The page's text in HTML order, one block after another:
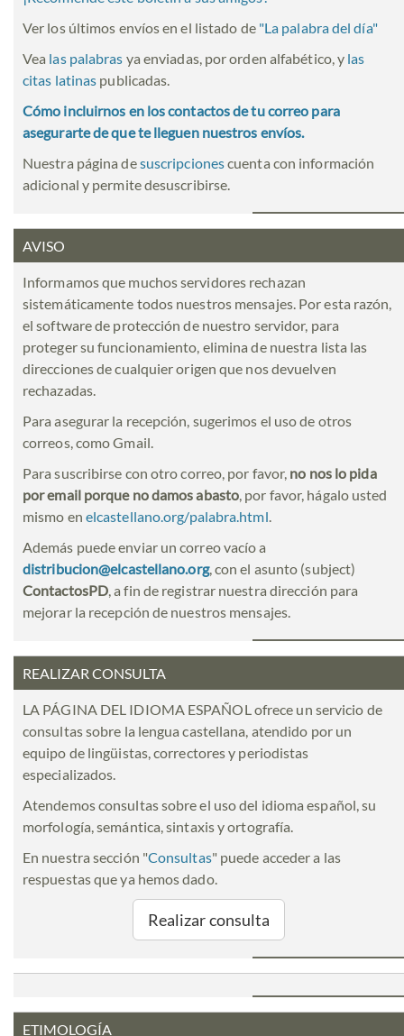
Ver los últimos envíos en el listado de "La palabra del día"
Vea las palabras ya enviadas, por orden alfabético, y las
citas latinas publicadas.
Cómo incluirnos en los contactos de tu correo para
asegurarte de que te lleguen nuestros envíos.
Nuestra página desuscripcionescuenta con información
adicional y permite desuscribirse.
AVISO
Informamos que muchos servidores rechazan
sistemáticamente todos nuestros mensajes. Por esta razón,
el software de protección de nuestro servidor, para
proteger su funcionamiento, elimina de nuestra lista las
direcciones de cualquier origen que nos devuelven
rechazadas.
Para asegurar la recepción, sugerimos el uso de otros
correos, como Gmail.
Para suscribirse con otro correo, por favor, no nos lo pida
por email porque no damos abasto, por favor, hágalo usted
mismo en elcastellano.org/palabra.html.
Además puede enviar un correo vacío a
distribucion@elcastellano.org, con el asunto (subject)
ContactosPD, a fin de registrar nuestra dirección para
mejorar la recepción de nuestros mensajes.
REALIZAR CONSULTA
LA PÁGINA DEL IDIOMA ESPAÑOL ofrece un servicio de
consultas sobre la lengua castellana, atendido por un
equipo de lingüistas, correctores y periodistas
especializados.
Atendemos consultas sobre el uso del idioma español, su
morfología, semántica, sintaxis y ortografía.
En nuestra sección "Consultas" puede acceder a las
respuestas que ya hemos dado.
Realizar consulta
ETIMOLOGÍA